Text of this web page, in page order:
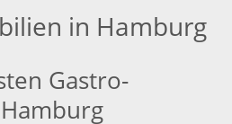
in Hamburg
Gastro-